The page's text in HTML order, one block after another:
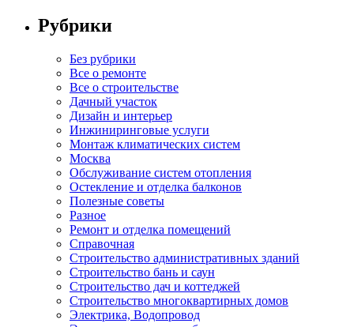
Рубрики
Без рубрики
Все о ремонте
Все о строительстве
Дачный участок
Дизайн и интерьер
Инжиниринговые услуги
Монтаж климатических систем
Москва
Обслуживание систем отопления
Остекление и отделка балконов
Полезные советы
Разное
Ремонт и отделка помещений
Справочная
Строительство административных зданий
Строительство бань и саун
Строительство дач и коттеджей
Строительство многоквартирных домов
Электрика, Водопровод